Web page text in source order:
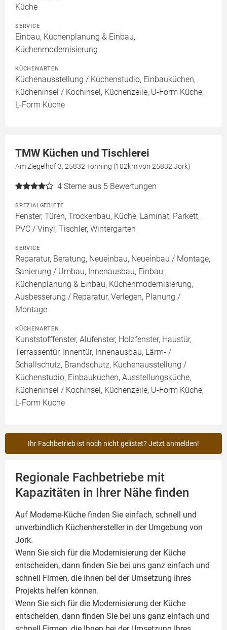
Küche
SERVICE
Einbau, Küchenplanung & Einbau,
Küchenmodernisierung
KÜCHENARTEN
Küchenausstellung / Küchenstudio, Einbauküchen,
Kücheninsel / Kochinsel, Küchenzeile, U-Form Küche,
L-Form Küche
TMW Küchen und Tischlerei
Am Ziegelhof 3, 25832 Tönning (102km von 25832 Jork)
4 Sterne aus 5 Bewertungen
SPEZIALGEBIETE
Fenster, Türen, Trockenbau, Küche, Laminat, Parkett,
PVC / Vinyl, Tischler, Wintergarten
SERVICE
Reparatur, Beratung, Neueinbau, Neueinbau / Montage,
Sanierung / Umbau, Innenausbau, Einbau,
Küchenplanung & Einbau, Küchenmodernisierung,
Ausbesserung / Reparatur, Verlegen, Planung /
Montage
KÜCHENARTEN
Kunststofffenster, Alufenster, Holzfenster, Haustür,
Terrassentür, Innentür, Innenausbau, Lärm- /
Schallschutz, Brandschutz, Küchenausstellung /
Küchenstudio, Einbauküchen, Ausstellungsküche,
Kücheninsel / Kochinsel, Küchenzeile, U-Form Küche,
L-Form Küche
Ihr Fachbetrieb ist noch nicht gelistet? Jetzt anmelden!
Regionale Fachbetriebe mit
Kapazitäten in Ihrer Nähe finden
Auf Moderne-Küche finden Sie einfach, schnell und
unverbindlich Küchenhersteller in der Umgebung von
Jork.
Wenn Sie sich für die Modernisierung der Küche
entscheiden, dann finden Sie bei uns ganz einfach und
schnell Firmen, die Ihnen bei der Umsetzung Ihres
Projekts helfen können.
Wenn Sie sich für die Modernisierung der Küche
entscheiden, dann finden Sie bei uns ganz einfach und